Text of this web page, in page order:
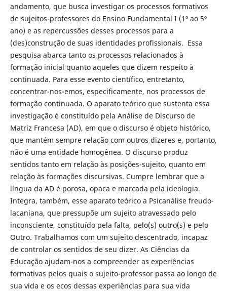
andamento, que busca investigar os processos formativos
de sujeitos-professores do Ensino Fundamental I (1º ao 5º
ano) e as repercussões desses processos para a
(des)construção de suas identidades profissionais. Essa
pesquisa abarca tanto os processos relacionados à
formação inicial quanto aqueles que dizem respeito à
continuada. Para esse evento científico, entretanto,
concentrar-nos-emos, especificamente, nos processos de
formação continuada. O aparato teórico que sustenta essa
investigação é constituído pela Análise de Discurso de
Matriz Francesa (AD), em que o discurso é objeto histórico,
que mantém sempre relação com outros dizeres e, portanto,
não é uma entidade homogênea. O discurso produz
sentidos tanto em relação às posições-sujeito, quanto em
relação às formações discursivas. Cumpre lembrar que a
língua da AD é porosa, opaca e marcada pela ideologia.
Integra, também, esse aparato teórico a Psicanálise freudo-
lacaniana, que pressupõe um sujeito atravessado pelo
inconsciente, constituído pela falta, pelo(s) outro(s) e pelo
Outro. Trabalhamos com um sujeito descentrado, incapaz
de controlar os sentidos de seu dizer. As Ciências da
Educação ajudam-nos a compreender as experiências
formativas pelos quais o sujeito-professor passa ao longo de
sua vida e os ecos dessas experiências para sua vida